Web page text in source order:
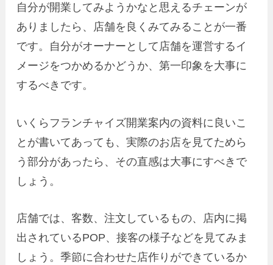
自分が開業してみようかなと思えるチェーンが
ありましたら、店舗を良くみてみることが一番
です。自分がオーナーとして店舗を運営するイ
メージをつかめるかどうか、第一印象を大事に
するべきです。
いくらフランチャイズ開業案内の資料に良いこ
とが書いてあっても、実際のお店を見てためら
う部分があったら、その直感は大事にすべきで
しょう。
店舗では、客数、注文しているもの、店内に掲
出されているPOP、接客の様子などを見てみま
しょう。季節に合わせた店作りができているか